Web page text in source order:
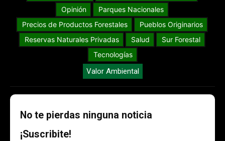
Opinión
Parques Nacionales
Precios de Productos Forestales
Pueblos Originarios
Reservas Naturales Privadas
Salud
Sur Forestal
Tecnologías
Valor Ambiental
No te pierdas ninguna noticia
¡Suscribite!